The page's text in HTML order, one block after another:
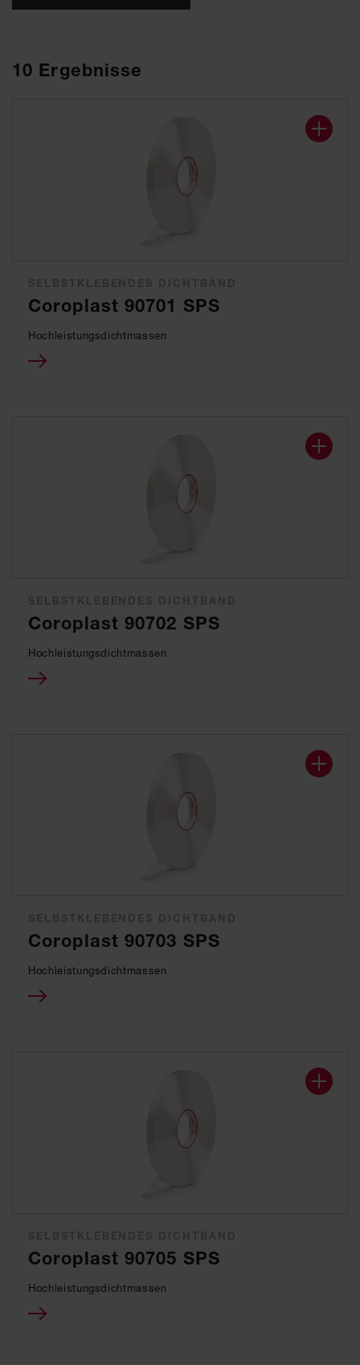
10 Ergebnisse
Coroplast 90701 SPS
Hochleistungsdichtmassen
Coroplast 90702 SPS
Hochleistungsdichtmassen
Coroplast 90703 SPS
Hochleistungsdichtmassen
Coroplast 90705 SPS
Hochleistungsdichtmassen